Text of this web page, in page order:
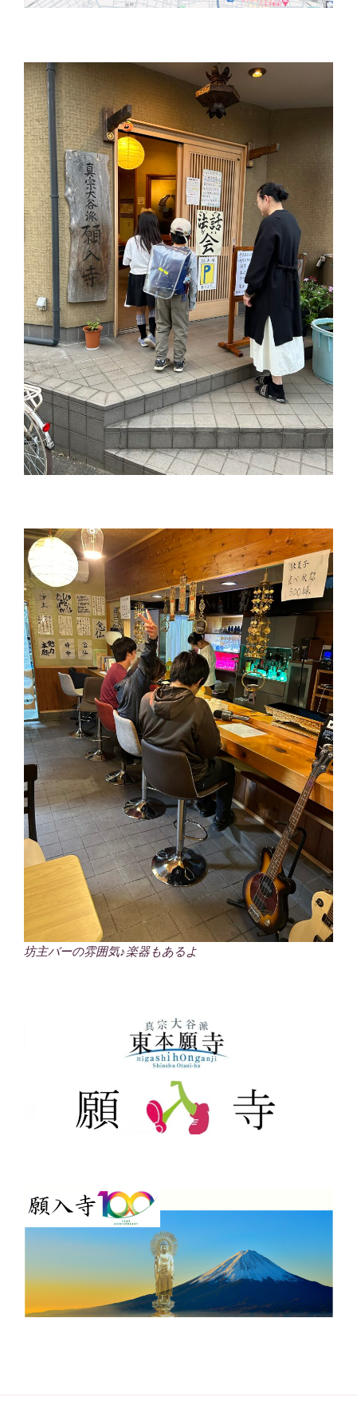
坊主バーの雰囲気♪楽器もあるよ